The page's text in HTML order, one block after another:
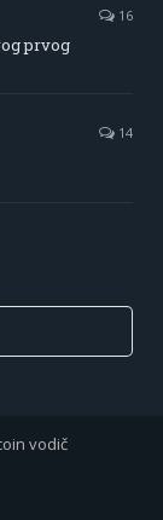
16
prvog
14
vodič